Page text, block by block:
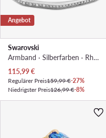
Angebot
Swarovski
Armband · Silberfarben · Rhodiniertes Metall
Aktueller Preis
115,99€
Regulärer Preis159,99 €-27%
Niedrigster Preis126,99 €-8%